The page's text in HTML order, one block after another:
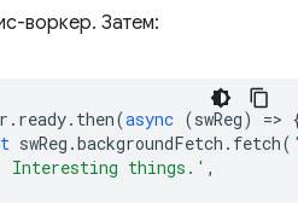
воркер. Затем:
. ready. then(async (swReg) =>
swReg .backgroundFetch . fetch(
Interesting things.' ,